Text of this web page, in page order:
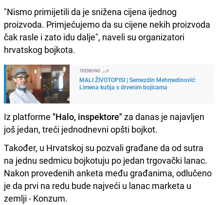
"Nismo primijetili da je snižena cijena ijednog
proizvoda. Primjećujemo da su cijene nekih proizvoda
čak rasle i zato idu dalje", naveli su organizatori
hrvatskog bojkota.
TRENDING
MALI ŽIVOTOPISI | Semezdin Mehmedinović:
Limena kutija s drvenim bojicama
Iz platforme "Halo, inspektore" za danas je najavljen
još jedan, treći jednodnevni opšti bojkot.
Također, u Hrvatskoj su pozvali građane da od sutra
na jednu sedmicu bojkotuju po jedan trgovački lanac.
Nakon provedenih anketa među građanima, odlučeno
je da prvi na redu bude najveći u lanac marketa u
zemlji - Konzum.